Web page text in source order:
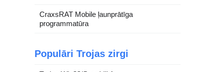
CraxsRAT Mobile ļaunprātīga
programmatūra
Populāri Trojas zirgi